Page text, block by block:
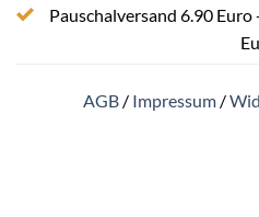
Pauschalversand 6.90
AGB/ Impressum/